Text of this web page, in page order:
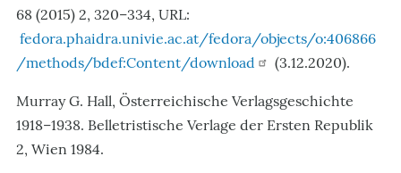
68 (2015) 2, 320–334, URL:
fedora.phaidra.univie.ac.at/fedora/objects/o:406866
/methods/bdef:Content/download
(3.12.2020).
Murray G. Hall, Österreichische Verlagsgeschichte
1918–1938. Belletristische Verlage der Ersten Republik
2, Wien 1984.